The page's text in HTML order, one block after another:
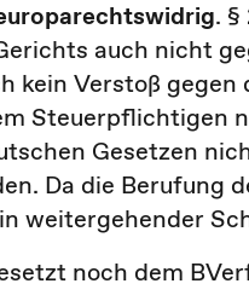
. §
auch nicht
kein Verstoß gegen
Steuerpflichtigen
Gesetzen
Da die Berufung
weitergehender
noch dem